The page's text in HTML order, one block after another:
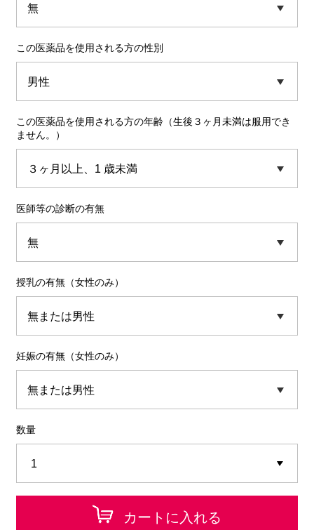
この医薬品を使用される方の性別
この医薬品を使用される方の年齢（生後３ヶ月未満は服用でき
ません。）
医師等の診断の有無
授乳の有無（女性のみ）
妊娠の有無（女性のみ）
数量
カートに入れる